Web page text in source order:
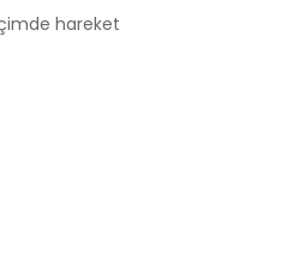
hareket